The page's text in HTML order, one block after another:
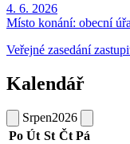
4. 6. 2026
Místo konání: obecní
Veřejné zasedání
Kalendář
Srpen2026
Po Út St Čt Pá